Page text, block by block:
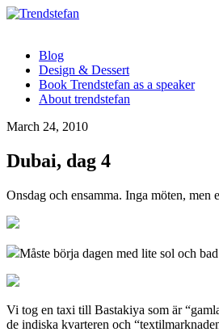
Blog
Design & Dessert
Book Trendstefan as a speaker
About trendstefan
March 24, 2010
Dubai, dag 4
Onsdag och ensamma. Inga möten,
Måste börja dagen med lite sol och
Vi tog en taxi till Bastakiya som är
de indiska kvarteren och